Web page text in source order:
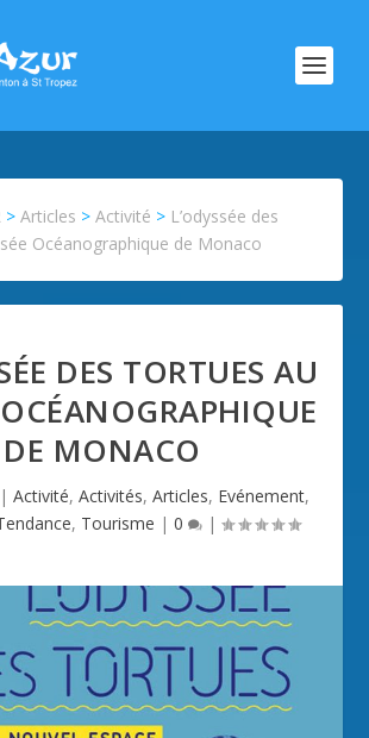
>Articles >Activité > L’odyssée des
Océanographique de Monaco
DES TORTUES AU
DE MONACO
| Activité, Activités, Articles, Evénement,
, Tourisme | 0 |